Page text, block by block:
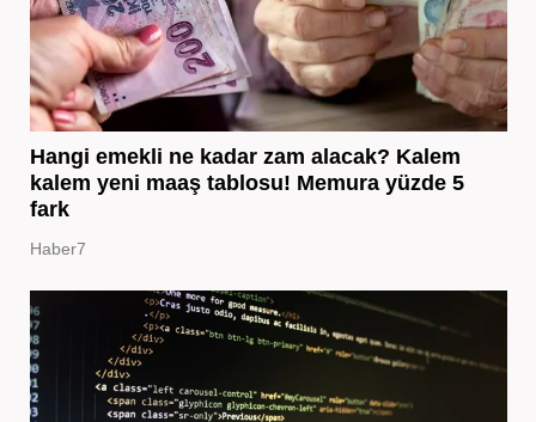
Hangi emekli ne kadar zam alacak? Kalem
kalem yeni maaş tablosu! Memura yüzde 5
fark
Haber7